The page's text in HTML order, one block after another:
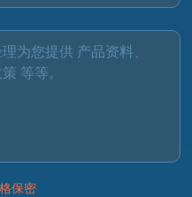
保密